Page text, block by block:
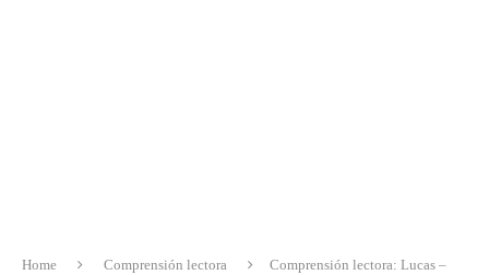
Home Comprensión lectora
Comprensión lectora: Lucas –